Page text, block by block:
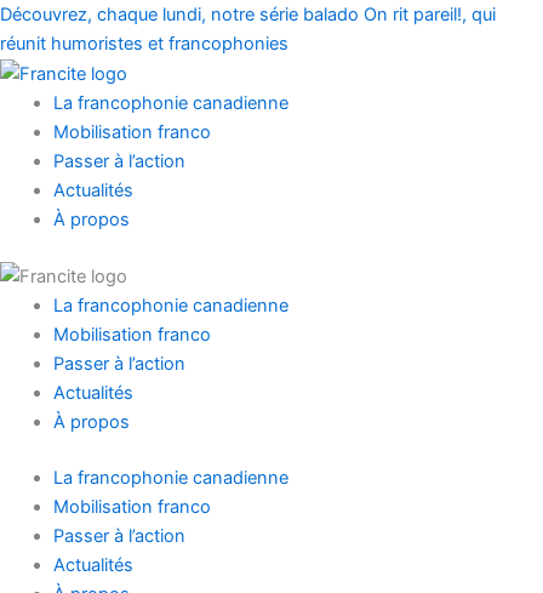
Aller
au
contenu
Découvrez, chaque lundi, notre série balado On rit pareil!, qui
réunit humoristes et francophonies
Main
Menu
La francophonie canadienne
Mobilisation franco
Passer à l’action
Actualités
À propos
La francophonie canadienne
Mobilisation franco
Passer à l’action
Actualités
À propos
La francophonie canadienne
Mobilisation franco
Passer à l’action
Actualités
Prénom
Nom
Main
Menu